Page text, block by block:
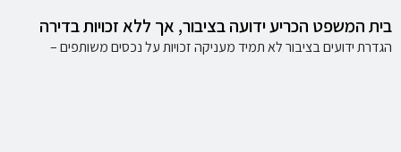
בית המשפט הכריע ידועה בציבור, אך ללא זכויות בדירה
הגדרת ידועים בציבור לא תמיד מעניקה זכויות על נכסים משותפים –